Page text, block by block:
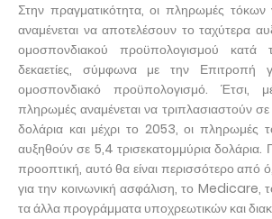
Στην πραγματικότητα, οι πληρωμές τόκων
αναμένεται να αποτελέσουν το ταχύτερα
ομοσπονδιακού προϋπολογισμού κατά
δεκαετίες, σύμφωνα με την Επιτροπή
ομοσπονδιακό προϋπολογισμό. Έτσι,
πληρωμές αναμένεται να τριπλασιαστούν σε
δολάρια και μέχρι το 2053, οι πληρωμές
αυξηθούν σε 5,4 τρισεκατομμύρια δολάρια.
προοπτική, αυτό θα είναι περισσότερο από
για την κοινωνική ασφάλιση, το
τα άλλα προγράμματα υποχρεωτικών και